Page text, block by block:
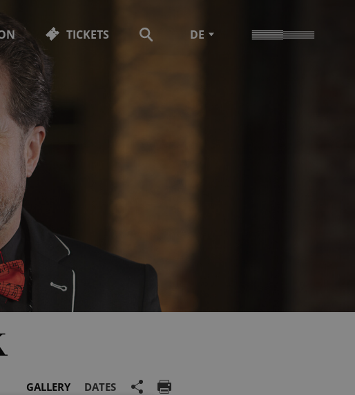
TICKETS DE
GALLERY DATES